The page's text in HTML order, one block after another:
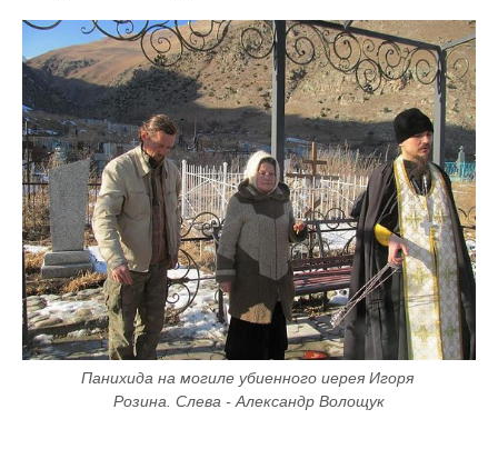
Панихида на могиле убиенного иерея Игоря
Розина. Слева - Александр Волощук